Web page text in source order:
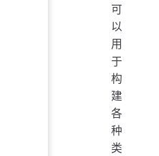
可
以
用
于
构
建
各
种
类